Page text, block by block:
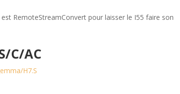
RemoteStreamConvert pour laisser le I55 faire son
C/AC
H7.S